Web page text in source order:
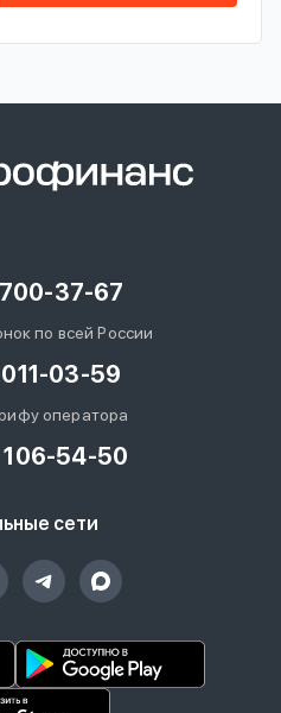
37-67
по всей России
03-59
оператора
106-54-50
сети